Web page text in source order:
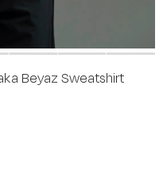
Beyaz Sweatshirt